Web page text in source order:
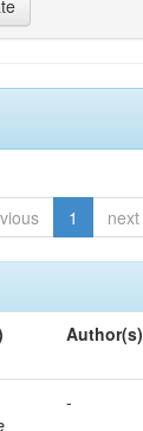
1 next
Author(s)
-